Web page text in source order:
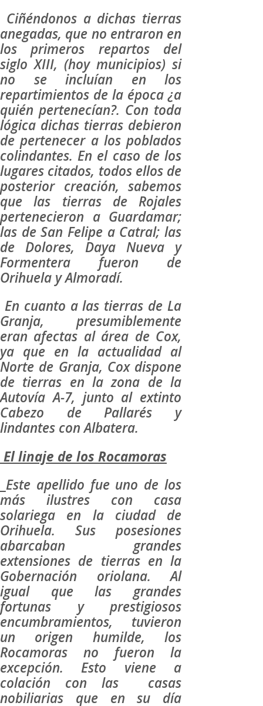
Ciñéndonos a dichas tierras
anegadas, que no entraron en
los primeros repartos del
siglo XIII, (hoy municipios) si
no se incluían en los
repartimientos de la época ¿a
quién pertenecían?. Con toda
lógica dichas tierras debieron
de pertenecer a los poblados
colindantes. En el caso de los
lugares citados, todos ellos de
posterior creación, sabemos
que las tierras de Rojales
pertenecieron a Guardamar;
las de San Felipe a Catral; las
de Dolores, Daya Nueva y
Formentera fueron de
Orihuela y Almoradí.
En cuanto a las tierras de La
Granja, presumiblemente
eran afectas al área de Cox,
ya que en la actualidad al
Norte de Granja, Cox dispone
de tierras en la zona de la
Autovía A-7, junto al extinto
Cabezo de Pallarés y
lindantes con Albatera.
El linaje de los Rocamoras
Este apellido fue uno de los
más ilustres con casa
solariega en la ciudad de
Orihuela. Sus posesiones
abarcaban grandes
extensiones de tierras en la
Gobernación oriolana. Al
igual que las grandes
fortunas y prestigiosos
encumbramientos, tuvieron
un origen humilde, los
Rocamoras no fueron la
excepción. Esto viene a
colación con las casas
nobiliarias que en su día